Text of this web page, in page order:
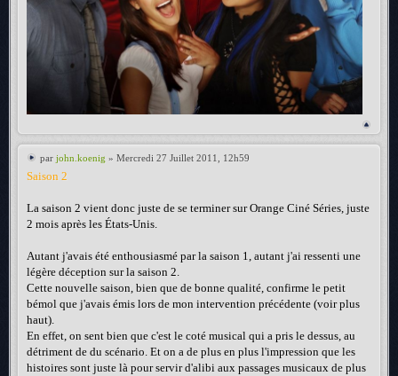
par john.koenig » Mercredi 27 Juillet 2011, 12h59
Saison 2
La saison 2 vient donc juste de se terminer sur Orange Ciné Séries, juste
2 mois après les États-Unis.
Autant j'avais été enthousiasmé par la saison 1, autant j'ai ressenti une
légère déception sur la saison 2.
Cette nouvelle saison, bien que de bonne qualité, confirme le petit
bémol que j'avais émis lors de mon intervention précédente (voir plus
haut).
En effet, on sent bien que c'est le coté musical qui a pris le dessus, au
détriment de du scénario. Et on a de plus en plus l'impression que les
histoires sont juste là pour servir d'alibi aux passages musicaux de plus